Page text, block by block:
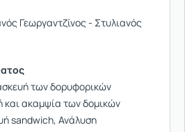
Γεωργαντζίνος - Στυλιανός
των δορυφορικών
και ακαμψία των δομικών
sandwich, Ανάλυση